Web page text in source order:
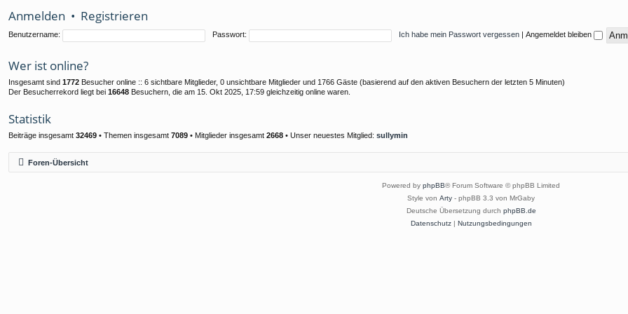
Anmelden • Registrieren
Benutzername: Passwort: Ich habe mein Passwort vergessen Angemeldet bleiben
Wer ist online?
Insgesamt sind 1772 Besucher online :: 6 sichtbare Mitglieder, 0 unsichtbare Mitglieder und 1766 Gäste (basierend auf den aktiven Besuchern der letzten 5 Minuten)
Der Besucherrekord liegt bei 16648 Besuchern, die am 15. Okt 2025, 17:59 gleichzeitig online waren.
Statistik
Beiträge insgesamt 32469 • Themen insgesamt 7089 • Mitglieder insgesamt 2668 • Unser neuestes Mitglied: sullymin
Foren-Übersicht
Powered by phpBB® Forum Software © phpBB Limited
Style von Arty - phpBB 3.3 von MrGaby
Deutsche Übersetzung durch phpBB.de
Datenschutz| Nutzungsbedingungen